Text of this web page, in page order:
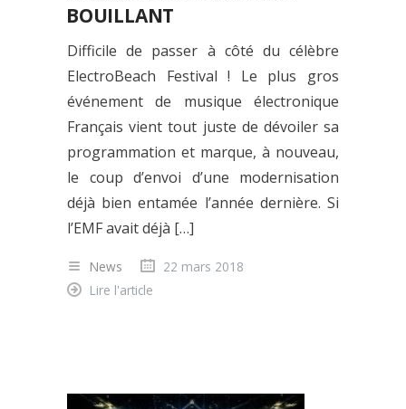
BOUILLANT
Difficile de passer à côté du célèbre
ElectroBeach Festival ! Le plus gros
événement de musique électronique
Français vient tout juste de dévoiler sa
programmation et marque, à nouveau,
le coup d’envoi d’une modernisation
déjà bien entamée l’année dernière. Si
l’EMF avait déjà […]
News
22 mars 2018
Lire l'article